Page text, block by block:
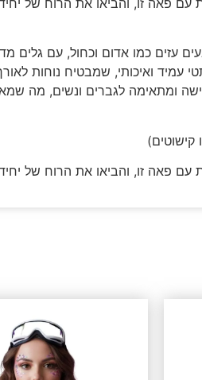
עזים כמו אדום וכחול, עם גלים
עמיד ואיכותי, שמבטיח נוחות
ומתאימה לגברים ונשים, מה
קישוטים)
עם פאה זו, והביאו את הרוח של